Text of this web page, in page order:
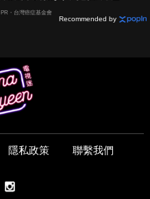
嫌晚！
PR・台灣癌症基金會
Recommended by
隱私政策 聯繫我們